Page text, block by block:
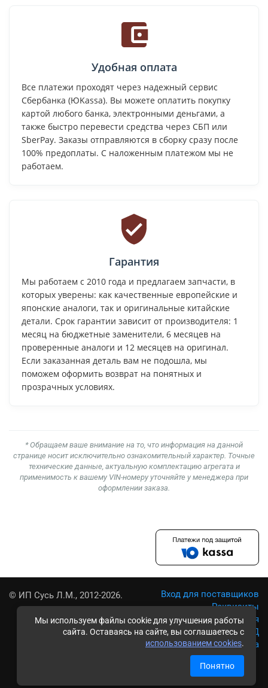
Мы используем файлы cookie для улучшения работы
сайта. Оставаясь на сайте, вы соглашаетесь с
использованием cookies.
Понятно
Удобная оплата
Все платежи проходят через надежный сервис
Сбербанка (ЮKassa). Вы можете оплатить покупку
картой любого банка, электронными деньгами, а
также быстро перевести средства через СБП или
SberPay. Заказы отправляются в сборку сразу после
100% предоплаты. С наложенным платежом мы не
работаем.
Гарантия
Мы работаем с 2010 года и предлагаем запчасти, в
которых уверены: как качественные европейские и
японские аналоги, так и оригинальные китайские
детали. Срок гарантии зависит от производителя: 1
месяц на бюджетные заменители, 6 месяцев на
проверенные аналоги и 12 месяцев на оригинал.
Если заказанная деталь вам не подошла, мы
поможем оформить возврат на понятных и
прозрачных условиях.
* Обращаем ваше внимание на то, что информация на данной
странице носит исключительно ознакомительный характер. Точные
технические данные, актуальную комплектацию агрегата и
применимость к вашему VIN-номеру уточняйте у менеджера при
оформлении заказа.
© ИП Сусь Л.М., 2012-2026.
Вход для поставщиков
Реквизиты
Условия использования
Политика обработки ПД
Карта сайта